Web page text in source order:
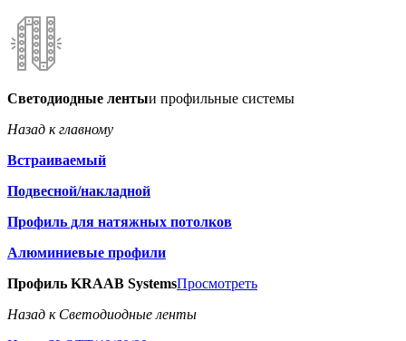
Светодиодные лентыи профильные системы
Назад к главному
Встраиваемый
Подвесной/накладной
Профиль для натяжных потолков
Алюминиевые профили
Профиль KRAAB SystemsПросмотреть
Назад к Светодиодные ленты